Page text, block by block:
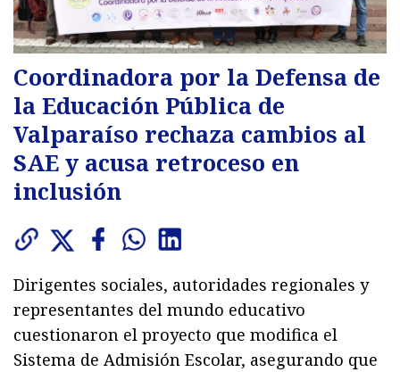
Coordinadora por la Defensa de
la Educación Pública de
Valparaíso rechaza cambios al
SAE y acusa retroceso en
inclusión
Dirigentes sociales, autoridades regionales y
representantes del mundo educativo
cuestionaron el proyecto que modifica el
Sistema de Admisión Escolar, asegurando que